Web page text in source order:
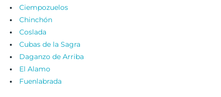
Ciempozuelos
Chinchón
Coslada
Cubas de la Sagra
Daganzo de Arriba
El Alamo
Fuenlabrada